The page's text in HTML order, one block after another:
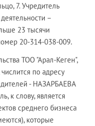
7. Учредитель
–
23 тысячи
20-314-038-009.
ТОО "Арал-Кеген",
по адресу
- НАЗАРБАЕВА
к слову, является
среднего бизнеса
которые